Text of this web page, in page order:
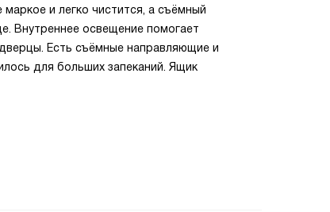
и легко чистится, а съёмный
Внутреннее освещение помогает
Есть съёмные направляющие и
для больших запеканий. Ящик